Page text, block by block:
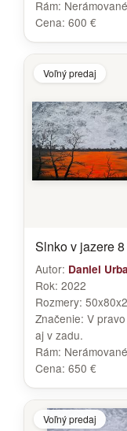
Rám:
Cena: 600 €
Voľný predaj
Slnko v jazere 8
Autor: Daniel
Rok: 2022
Rozmery:
Značenie: V
aj v zadu.
Rám:
Cena: 650 €
Voľný predaj